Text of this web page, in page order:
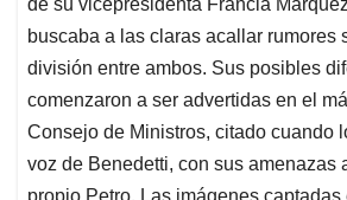
aplausos al presidente, mientras que
permanecía sentada con los brazos
La macha, inédita en la historia de
Colombia, buscaba cobrar la
callejera multitudinaria, pero sus